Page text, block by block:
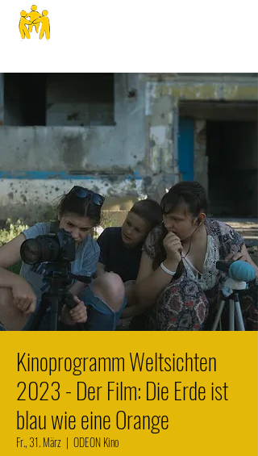
Kinoprogramm Weltsichten
2023 - Der Film: Die Erde ist
blau wie eine Orange
Fr., 31. März
  |
ODEON Kino